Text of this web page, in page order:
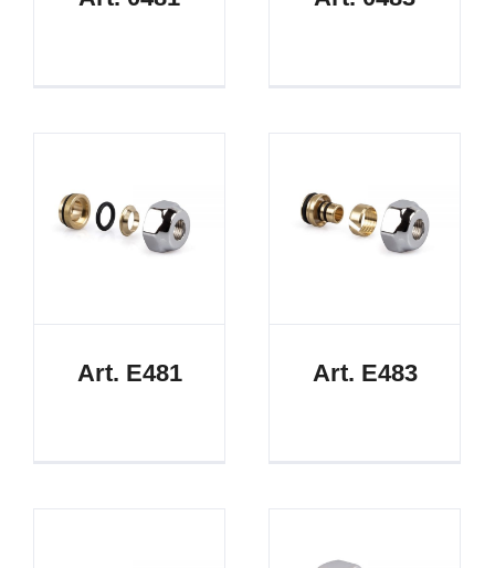
Art. E481 Art. E483